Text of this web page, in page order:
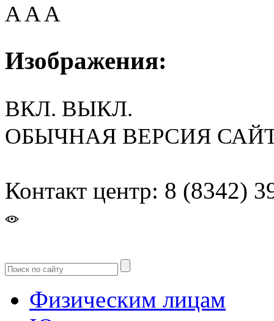
AAA
Изображения:
ВКЛ. ВЫКЛ.
ОБЫЧНАЯ ВЕРСИЯ
Контакт центр: 8 (8342)
Физическим лицам